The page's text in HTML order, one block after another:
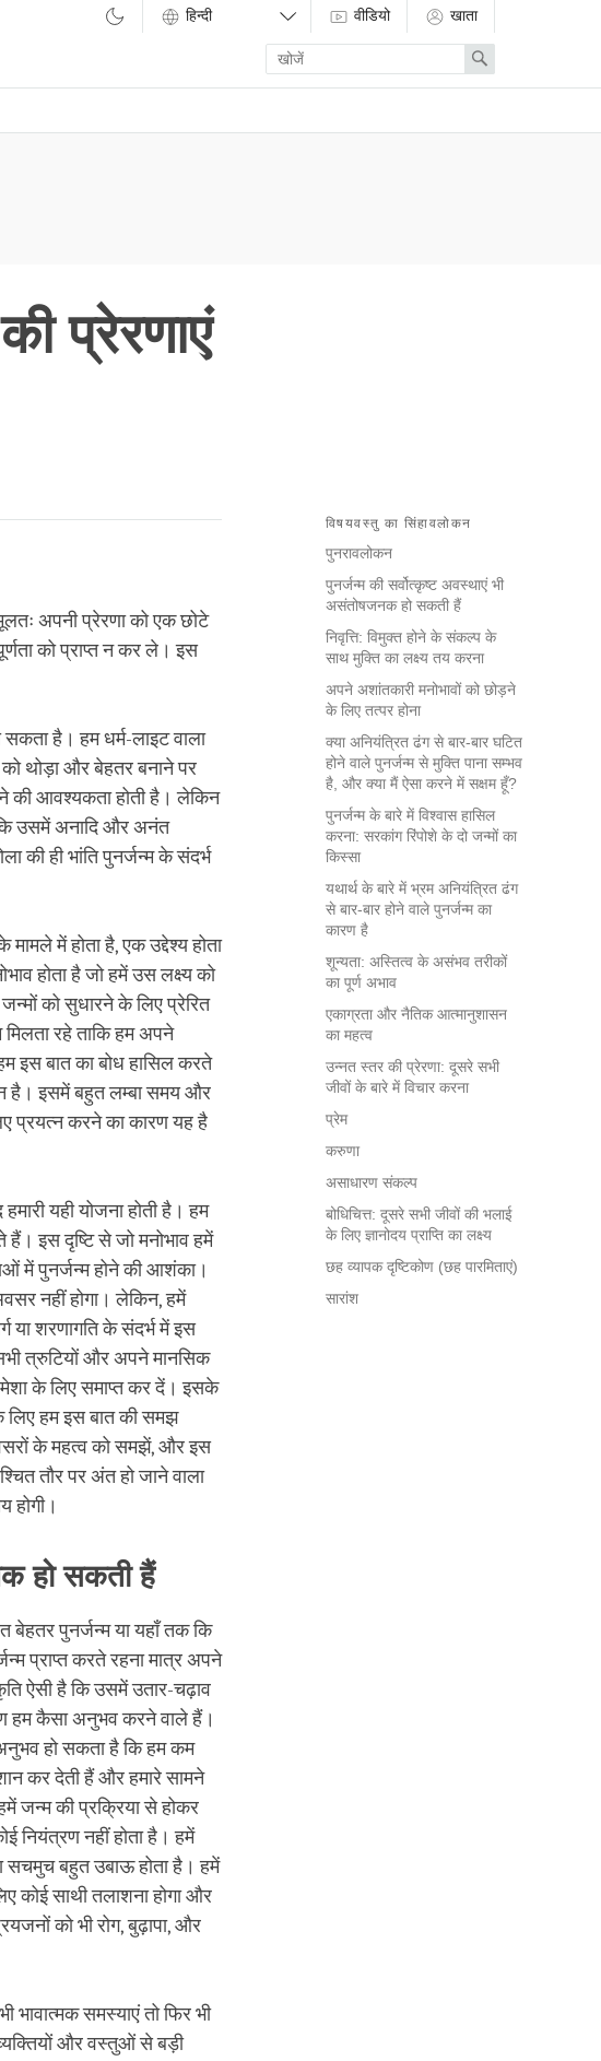
वीडियो खाता
Enter
search
term
Search
प्रेरणाएं
विषयवस्तु का सिंहावलोकन
पुनरावलोकन
पुनर्जन्म की सर्वोत्कृष्ट अवस्थाएं भी
असंतोषजनक हो सकती हैं
निवृत्ति: विमुक्त होने के संकल्प के
साथ मुक्ति का लक्ष्य तय करना
अपने अशांतकारी मनोभावों को छोड़ने
के लिए तत्पर होना
क्या अनियंत्रित ढंग से बार-बार घटित
होने वाले पुनर्जन्म से मुक्ति पाना सम्भव
है, और क्या मैं ऐसा करने में सक्षम हूँ?
पुनर्जन्म के बारे में विश्वास हासिल
करना: सरकांग रिंपोशे के दो जन्मों का
किस्सा
यथार्थ के बारे में भ्रम अनियंत्रित ढंग
से बार-बार होने वाले पुनर्जन्म का
कारण है
शून्यता: अस्तित्व के असंभव तरीकों
का पूर्ण अभाव
एकाग्रता और नैतिक आत्मानुशासन
का महत्व
उन्नत स्तर की प्रेरणा: दूसरे सभी
जीवों के बारे में विचार करना
प्रेम
करुणा
असाधारण संकल्प
बोधिचित्त: दूसरे सभी जीवों की भलाई
के लिए ज्ञानोदय प्राप्ति का लक्ष्य
छह व्यापक दृष्टिकोण (छह पारमिताएं)
सारांश
अपनी प्रेरणा को एक छोटे
को प्राप्त न कर ले। इस
सकता है। हम धर्म-लाइट वाला
थोड़ा और बेहतर बनाने पर
आवश्यकता होती है। लेकिन
उसमें अनादि और अनंत
की ही भांति पुनर्जन्म के संदर्भ
में होता है, एक उद्देश्य होता
होता है जो हमें उस लक्ष्य को
को सुधारने के लिए प्रेरित
रहे ताकि हम अपने
इस बात का बोध हासिल करते
है। इसमें बहुत लम्बा समय और
प्रयत्न करने का कारण यह है
यही योजना होती है। हम
इस दृष्टि से जो मनोभाव हमें
में पुनर्जन्म होने की आशंका।
नहीं होगा। लेकिन, हमें
या शरणागति के संदर्भ में इस
त्रुटियों और अपने मानसिक
के लिए समाप्त कर दें। इसके
लिए हम इस बात की समझ
के महत्व को समझें, और इस
तौर पर अंत हो जाने वाला
होगी।
हो सकती हैं
पुनर्जन्म या यहाँ तक कि
प्राप्त करते रहना मात्र अपने
ऐसी है कि उसमें उतार-चढ़ाव
हम कैसा अनुभव करने वाले हैं।
हो सकता है कि हम कम
कर देती हैं और हमारे सामने
जन्म की प्रक्रिया से होकर
नियंत्रण नहीं होता है। हमें
सचमुच बहुत उबाऊ होता है। हमें
कोई साथी तलाशना होगा और
को भी रोग, बुढ़ापा, और
समस्याएं तो फिर भी
और वस्तुओं से बड़ी